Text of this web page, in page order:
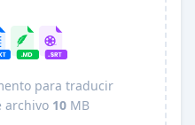
para traducir
archivo 10MB